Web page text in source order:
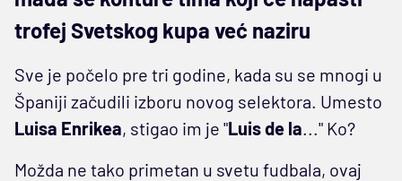
trofej Svetskog kupa već naziru
Sve je počelo pre tri godine, kada su se mnogi u
Španiji začudili izboru novog selektora. Umesto
Luisa Enrikea, stigao im je "Luis de la..." Ko?
Možda ne tako primetan u svetu fudbala, ovaj